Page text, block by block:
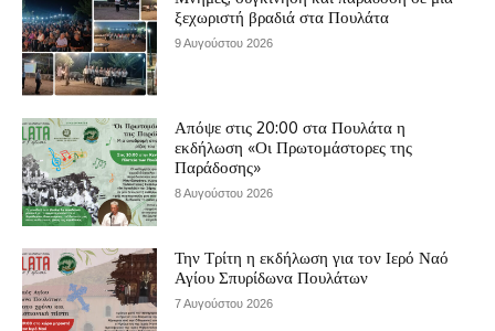
ξεχωριστή βραδιά στα Πουλάτα
9 Αυγούστου 2026
Απόψε στις 20:00 στα Πουλάτα η
εκδήλωση «Οι Πρωτομάστορες της
Παράδοσης»
8 Αυγούστου 2026
Την Τρίτη η εκδήλωση για τον Ιερό Ναό
Αγίου Σπυρίδωνα Πουλάτων
7 Αυγούστου 2026